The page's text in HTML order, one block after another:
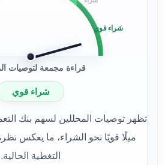
شراء قوي
قراءة مجمعة لتوصيات
شراء قوي
ميلًا قويًا نحو الشراء، ما يعكس
التغطية الحالية.